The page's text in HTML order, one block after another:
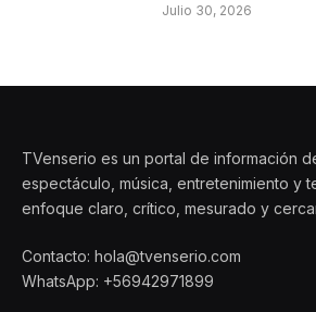
Julio 30, 2026
TVenserio es un portal de información
espectáculo, música, entretenimiento y
enfoque claro, crítico, mesurado y
Contacto: hola@tvenserio.com
WhatsApp: +56942971899